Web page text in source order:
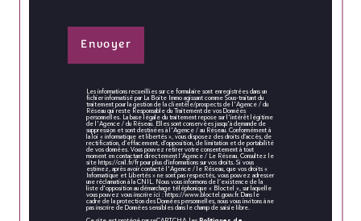
Envoyer
Les informations recueillies sur ce formulaire sont enregistrées dans un
fichier informatisé par La Boite Immo agissant comme Sous-traitant du
traitement pour la gestion de la clientèle/prospects de l'Agence / du
Réseau qui reste Responsable du Traitement de vos Données
personnelles. La base légale du traitement repose sur l'intérêt légitime
de l'Agence / du Réseau. Elles sont conservées jusqu'à demande de
suppression et sont destinées à l'Agence / au Réseau. Conformément à
la loi « informatique et libertés », vous disposez des droits d’accès, de
rectification, d’effacement, d’opposition, de limitation et de portabilité
de vos données. Vous pouvez retirer votre consentement à tout
moment en contactant directement l’Agence / Le Réseau. Consultez le
site https://cnil.fr/frpour plus d’informations sur vos droits. Si vous
estimez, après avoir contacté l'Agence / le Réseau, que vos droits «
Informatique et Libertés » ne sont pas respectés, vous pouvez adresser
une réclamation à la CNIL. Nous vous informons de l’existence de la
liste d'opposition au démarchage téléphonique « Bloctel », sur laquelle
vous pouvez vous inscrire ici : https://www.bloctel.gouv.fr. Dans le
cadre de la protection des Données personnelles, nous vous invitons à ne
pas inscrire de Données sensibles dans le champ de saisie libre.